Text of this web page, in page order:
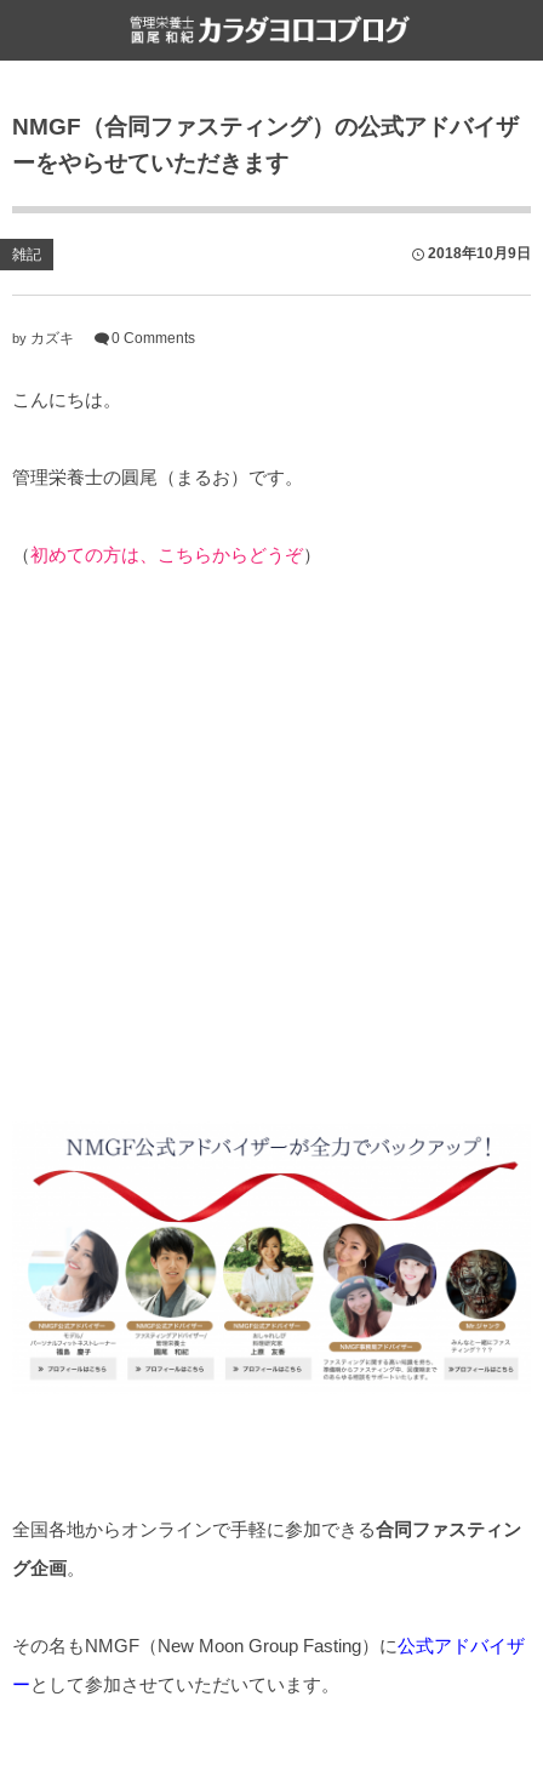
NMGF（合同ファスティング）の公式アドバイザ
ーをやらせていただきます
雑記 2018年10月9日
by カズキ 0 Comments
こんにちは。
管理栄養士の圓尾（まるお）です。
（初めての方は、こちらからどうぞ）
全国各地からオンラインで手軽に参加できる合同ファスティン
グ企画。
その名もNMGF（New Moon Group Fasting）に公式アドバイザ
ーとして参加させていただいています。
栄養・食・健康
食文化
ライフハック